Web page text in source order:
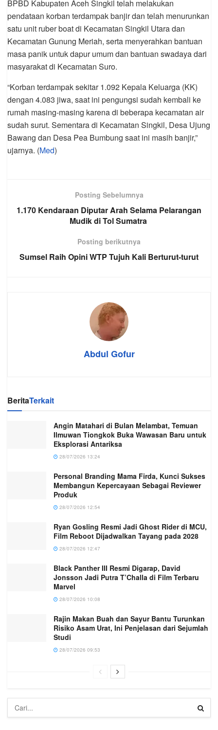
BPBD Kabupaten Aceh Singkil telah melakukan
pendataan korban terdampak banjir dan telah menurunkan
satu unit ruber boat di Kecamatan Singkil Utara dan
Kecamatan Gunung Meriah, serta menyerahkan bantuan
masa panik untuk dapur umum dan bantuan swadaya dari
masyarakat di Kecamatan Suro.
“Korban terdampak sekitar 1.092 Kepala Keluarga (KK)
dengan 4.083 jiwa, saat ini pengungsi sudah kembali ke
rumah masing-masing karena di beberapa kecamatan air
sudah surut. Sementara di Kecamatan Singkil, Desa Ujung
Bawang dan Desa Pea Bumbung saat ini masih banjir,”
ujarnya. (Med)
Posting Sebelumnya
1.170 Kendaraan Diputar Arah Selama Pelarangan
Mudik di Tol Sumatra
Posting berikutnya
Sumsel Raih Opini WTP Tujuh Kali Berturut-turut
Abdul Gofur
BeritaTerkait
Angin Matahari di Bulan Melambat, Temuan
Ilmuwan Tiongkok Buka Wawasan Baru untuk
Eksplorasi Antariksa
28/07/2026 13:24
Personal Branding Mama Firda, Kunci Sukses
Membangun Kepercayaan Sebagai Reviewer
Produk
28/07/2026 12:54
Ryan Gosling Resmi Jadi Ghost Rider di MCU,
Film Reboot Dijadwalkan Tayang pada 2028
28/07/2026 12:47
Black Panther III Resmi Digarap, David
Jonsson Jadi Putra T’Challa di Film Terbaru
Marvel
28/07/2026 10:08
Rajin Makan Buah dan Sayur Bantu Turunkan
Risiko Asam Urat, Ini Penjelasan dari Sejumlah
Studi
28/07/2026 09:53